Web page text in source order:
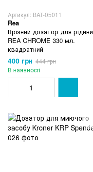
Артикул: BAT-05011
Rea
Врізний дозатор для рідини
REA CHROME 330 мл.
квадратний
400 грн 444 грн
В наявності